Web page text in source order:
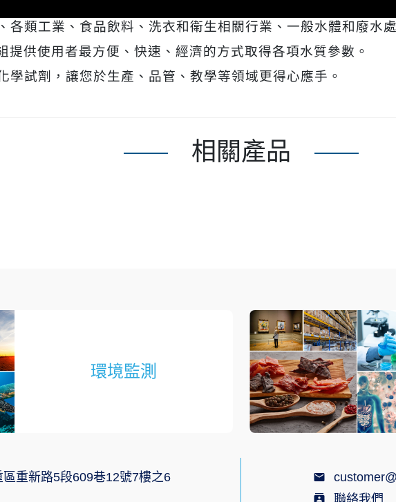
各類工業、食品飲料、洗衣和衛生相關行業、一般水體和廢水
提供使用者最方便、快速、經濟的方式取得各項水質參數。
學試劑，讓您於生產、品管、教學等領域更得心應手。
相關產品
環境監測
重新路5段609巷12號7樓之6
聯絡我們